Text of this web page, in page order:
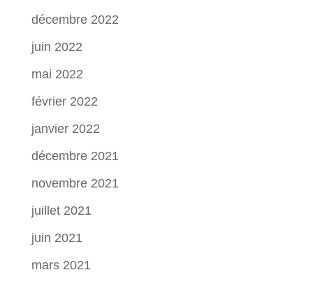
décembre 2022
juin 2022
mai 2022
février 2022
janvier 2022
décembre 2021
novembre 2021
juillet 2021
juin 2021
mars 2021